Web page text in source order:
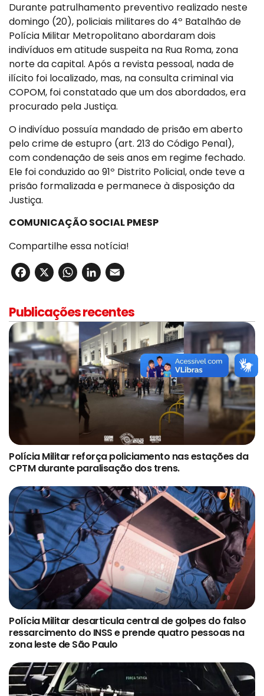
Durante patrulhamento preventivo realizado neste
domingo (20), policiais militares do 4º Batalhão de
Polícia Militar Metropolitano abordaram dois
indivíduos em atitude suspeita na Rua Roma, zona
norte da capital. Após a revista pessoal, nada de
ilícito foi localizado, mas, na consulta criminal via
COPOM, foi constatado que um dos abordados, era
procurado pela Justiça.
O indivíduo possuía mandado de prisão em aberto
pelo crime de estupro (art. 213 do Código Penal),
com condenação de seis anos em regime fechado.
Ele foi conduzido ao 91º Distrito Policial, onde teve a
prisão formalizada e permanece à disposição da
Justiça.
COMUNICAÇÃO SOCIAL PMESP
Compartilhe essa notícia!
Facebook
X WhatsApp
LinkedIn
Publicações recentes
Polícia Militar reforça policiamento nas estações da
CPTM durante paralisação dos trens.
Polícia Militar desarticula central de golpes do falso
ressarcimento do INSS e prende quatro pessoas na
zona leste de São Paulo